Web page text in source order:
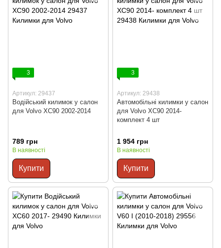
3
Артикул: 29437
Водійський килимок у салон
для Volvo XC90 2002-2014
789 грн
В наявності
Купити
3
Артикул: 29438
Автомобільні килимки у салон
для Volvo XC90 2014-
комплект 4 шт
1 954 грн
В наявності
Купити